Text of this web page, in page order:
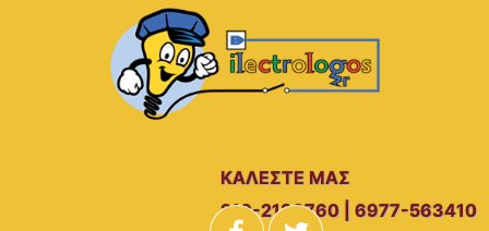
περιεχόμενο
ΚΑΛΕΣΤΕ ΜΑΣ
210-2139760 | 6977-563410